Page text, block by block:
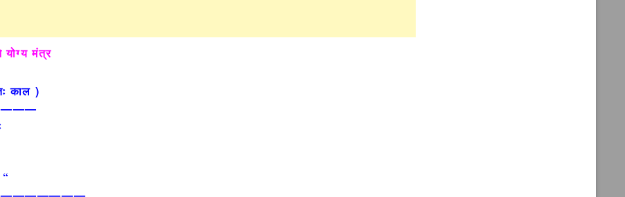
योग्य मंत्र
काल )